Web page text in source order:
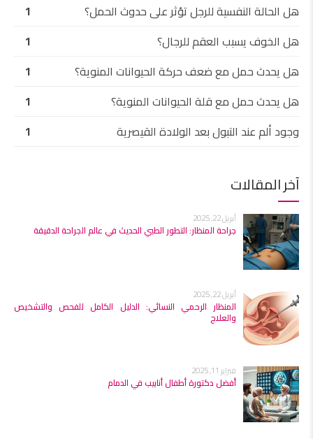
هل الحالة النفسية للرجل تؤثر على حدوث الحمل؟
1
هل الخوف يسبب العقم للرجال؟
1
هل يحدث حمل مع ضعف حركة الحيوانات المنوية؟
1
هل يحدث حمل مع قلة الحيوانات المنوية؟
1
وجود ألم عند التبول بعد الولادة القيصرية
1
آخر المقالات
أبريل 22, 2025
جراحة المنظار: التطور الطبي الحديث في عالم الجراحة الدقيقة
أبريل 22, 2025
المنظار الرحمي النسائي: الدليل الكامل للفحص والتشخيص
والعلاج
فبراير 11, 2025
أفضل دكتورة أطفال أنابيب في الدمام